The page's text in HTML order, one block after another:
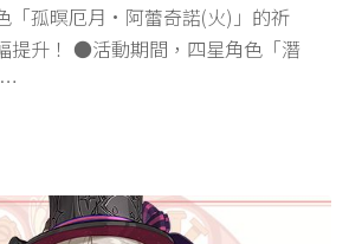
「孤暝厄月·阿蕾奇諾(火)」的祈
提升！ ●活動期間，四星角色「潛